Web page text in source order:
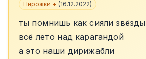
Пирожки + (16.12.2022)
ты помнишь как сияли звёзды
всё лето над карагандой
а это наши дирижабли